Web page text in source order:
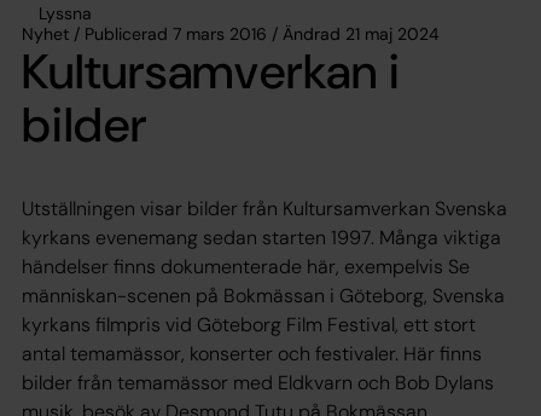
Lyssna
Nyhet / Publicerad 7 mars 2016 / Ändrad 21 maj 2024
Kultursamverkan i
bilder
Utställningen visar bilder från Kultursamverkan Svenska
kyrkans evenemang sedan starten 1997. Många viktiga
händelser finns dokumenterade här, exempelvis Se
människan-scenen på Bokmässan i Göteborg, Svenska
kyrkans filmpris vid Göteborg Film Festival, ett stort
antal temamässor, konserter och festivaler. Här finns
bilder från temamässor med Eldkvarn och Bob Dylans